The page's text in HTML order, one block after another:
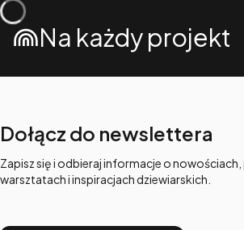
Na każdy projekt
Dołącz do newslettera
Zapisz się i odbieraj informacje o
warsztatach i inspiracjach dziewiarskich.